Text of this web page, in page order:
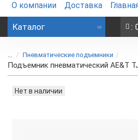
О компании Доставка
Каталог :
... Пневматические подъемники
Подъемник пневматический AE&T
Нет в наличии